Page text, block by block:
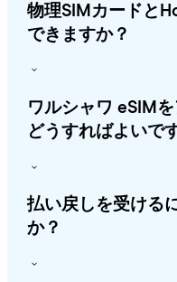
物理SIMカードと
できますか？
ワルシャワ eSIM
どうすればよいで
払い戻しを受ける
か？